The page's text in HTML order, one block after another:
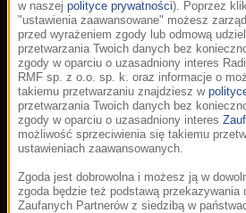
w naszej polityce prywatności). Poprzez
"ustawienia zaawansowane" możesz
przed wyrażeniem zgody lub odmową
przetwarzania Twoich danych bez
zgody w oparciu o uzasadniony interes
RMF sp. z o.o. sp. k. oraz informacje o
takiemu przetwarzaniu znajdziesz w
przetwarzania Twoich danych bez
zgody w oparciu o uzasadniony interes
możliwość sprzeciwienia się takiemu
ustawieniach zaawansowanych.
Zgoda jest dobrowolna i możesz ją w
zgoda będzie też podstawą przekazywania
Zaufanych Partnerów z siedzibą w